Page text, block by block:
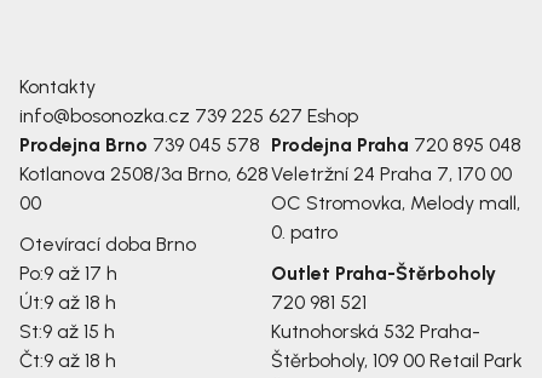
Kontakty
info@bosonozka.cz 739 225 627 Eshop
Prodejna Brno 739 045 578
Kotlanova 2508/3a Brno, 628
00
Otevírací doba Brno
Po:9 až 17 h
Út:9 až 18 h
St:9 až 15 h
Čt:9 až 18 h
Prodejna Praha 720 895 048
Veletržní 24 Praha 7, 170 00
OC Stromovka, Melody mall,
0. patro
Outlet Praha-Štěrboholy
720 981 521
Kutnohorská 532 Praha-
Štěrboholy, 109 00 Retail Park